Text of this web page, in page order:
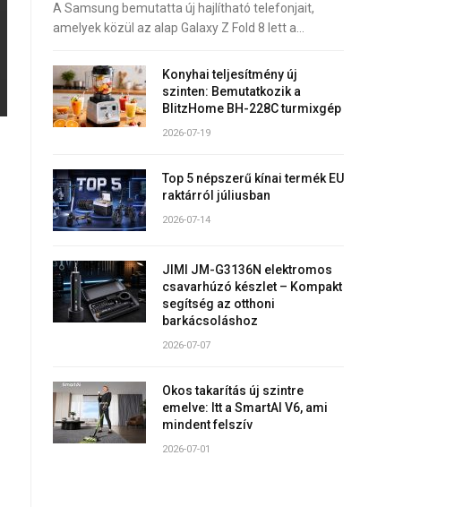
A Samsung bemutatta új hajlítható telefonjait,
amelyek közül az alap Galaxy Z Fold 8 lett a…
Konyhai teljesítmény új
szinten: Bemutatkozik a
BlitzHome BH-228C turmixgép
2026-07-19
Top 5 népszerű kínai termék EU
raktárról júliusban
2026-07-14
JIMI JM-G3136N elektromos
csavarhúzó készlet – Kompakt
segítség az otthoni
barkácsoláshoz
2026-07-07
Okos takarítás új szintre
emelve: Itt a SmartAI V6, ami
mindent felszív
2026-07-01